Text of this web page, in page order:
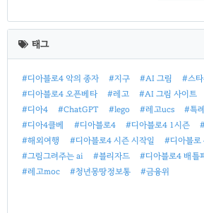
최
근
글
태그
#디아블로4 악의 종자 #지구 #AI 그림
#스
#디아블로4 오픈베타
#레고 #AI 그림 사이트
#디아4
#ChatGPT #lego #레고ucs
#특
#디아4클베
#디아블로4 #디아블로4 1시즌
#해외여행
#디아블로4 시즌 시작일 #디아블로
#그림그려주는 ai
#블리자드 #디아블로4 배틀
#레고moc
#청년몽땅정보통 #금융위